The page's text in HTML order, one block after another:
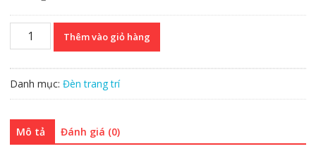
mẫu
lá
đỏ
Thêm vào giỏ hàng
Danh mục: Đèn trang trí
Mô tả Đánh giá (0)